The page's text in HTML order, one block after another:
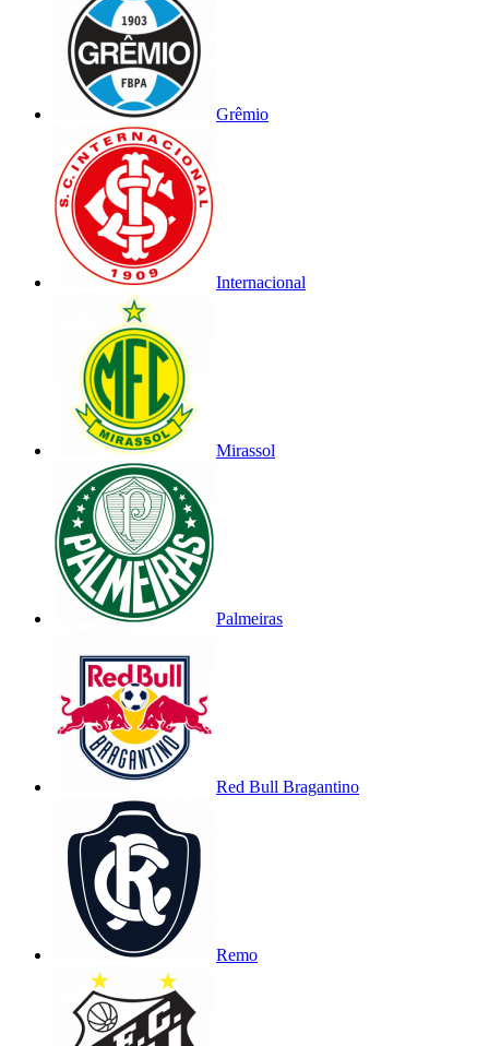
Grêmio
Internacional
Mirassol
Palmeiras
Red Bull Bragantino
Remo